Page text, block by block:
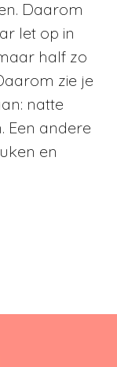
Daarom
let op in
half zo
zie je
natte
Een andere
en